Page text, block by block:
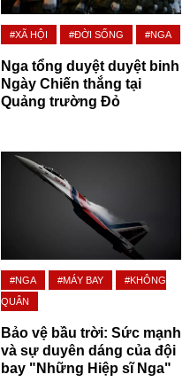
#XÃ HỘI #ĐỜI SỐNG #NGA
Nga tổng duyệt duyệt binh
Ngày Chiến thắng tại
Quảng trường Đỏ
#NGA #MÁY BAY
#KHÔNG
QUÂN
Bảo vệ bầu trời: Sức mạnh
và sự duyên dáng của đội
bay "Những Hiệp sĩ Nga"